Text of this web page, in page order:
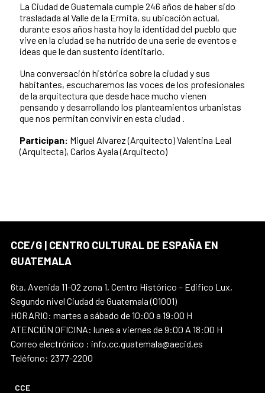
La Ciudad de Guatemala cumple 246 años de haber sido
trasladada al Valle de la Ermita, su ubicación actual,
durante esos años hasta hoy la identidad del pueblo que
vive en la ciudad se ha nutrido de una serie de eventos e
ideas que le dan sustento identitario.
Una conversación histórica sobre la ciudad y sus
habitantes, escucharemos las voces de los profesionales
de la arquitectura que desde hace mucho vienen
pensando y desarrollando los planteamientos urbanistas
que nos permitan convivir en esta ciudad .
Participan: Miguel Alvarez (Arquitecto)Valentina Leal
(Arquitecta), Carlos Ayala (Arquitecto)
CCE/G | CENTRO CULTURAL DE ESPAÑA EN
GUATEMALA
6ta. Avenida 11-02 zona 1, Centro Histórico – Edifico Lux,
Segundo nivel Ciudad de Guatemala (01001)
HORARIO: martes a sábado de 10:00 a 19:00 H
ATENCIÓN OFICINA: lunes a viernes de 9:00 A 18:00 H
Correo electrónico : info.cc.guatemala@aecid.es
Teléfono: 2377-2200
CCE